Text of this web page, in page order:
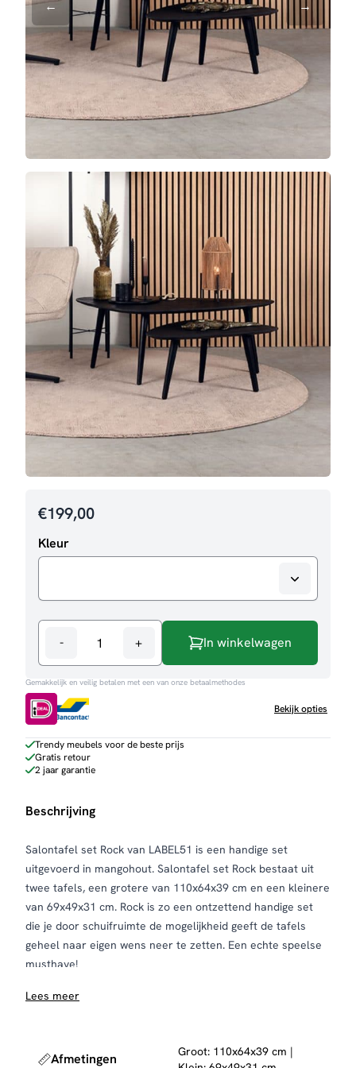
€199,00
Kleur
-
Salontafelset
Rock
aantal
+ In winkelwagen
Gemakkelijk en veilig betalen met een van onze betaalmethodes
Bekijk opties
Trendy meubels voor de beste prijs
Gratis retour
2 jaar garantie
Beschrijving
Salontafel set Rock van LABEL51 is een handige set
uitgevoerd in mangohout. Salontafel set Rock bestaat uit
twee tafels, een grotere van 110x64x39 cm en een kleinere
van 69x49x31 cm. Rock is zo een ontzettend handige set
die je door schuifruimte de mogelijkheid geeft de tafels
geheel naar eigen wens neer te zetten. Een echte speelse
musthave!
vervaardigd van mangohout. De bladen hebben een
tafel van 110x64x39 cm schuif je makkelijk de kleinere tafel
Lees meer
Afmetingen
Groot: 110x64x39 cm |